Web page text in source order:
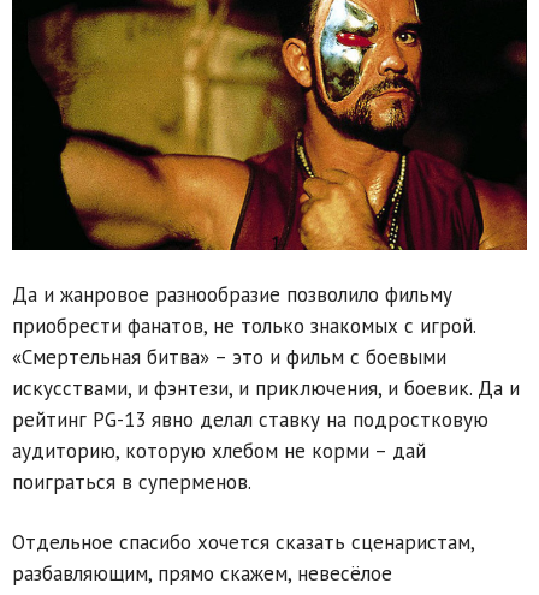
Да и жанровое разнообразие позволило фильму
приобрести фанатов, не только знакомых с игрой.
«Смертельная битва» – это и фильм с боевыми
искусствами, и фэнтези, и приключения, и боевик. Да и
рейтинг PG-13 явно делал ставку на подростковую
аудиторию, которую хлебом не корми – дай
поиграться в суперменов.
Отдельное спасибо хочется сказать сценаристам,
разбавляющим, прямо скажем, невесёлое